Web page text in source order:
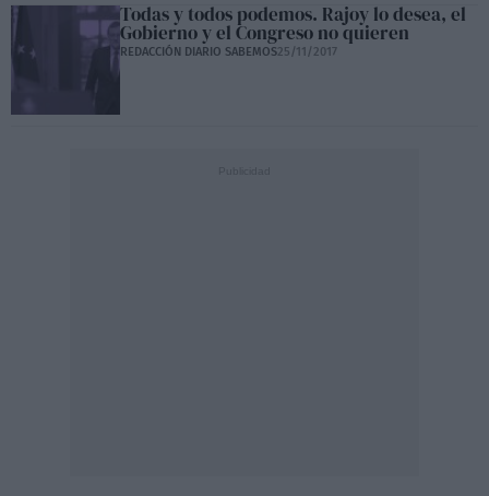
Todas y todos podemos. Rajoy lo desea, el
Gobierno y el Congreso no quieren
REDACCIÓN DIARIO SABEMOS25/11/2017